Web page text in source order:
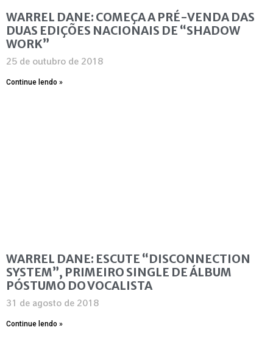
WARREL DANE: COMEÇA A PRÉ-VENDA DAS
DUAS EDIÇÕES NACIONAIS DE “SHADOW
WORK”
25 de outubro de 2018
Continue lendo »
WARREL DANE: ESCUTE “DISCONNECTION
SYSTEM”, PRIMEIRO SINGLE DE ÁLBUM
PÓSTUMO DO VOCALISTA
31 de agosto de 2018
Continue lendo »